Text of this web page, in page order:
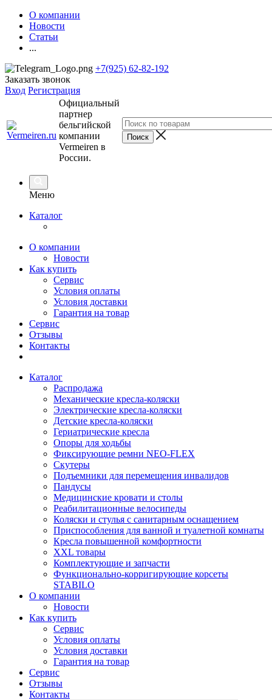
О компании
Новости
Статьи
...
+7(925) 62-82-192
Заказать звонок
Вход Регистрация
Официальный
партнер
бельгийской
компании
Vermeiren в
России.
Меню
Каталог
О компании
Новости
Как купить
Сервис
Условия оплаты
Условия доставки
Гарантия на товар
Сервис
Отзывы
Контакты
Каталог
Распродажа
Механические кресла-коляски
Электрические кресла-коляски
Детские кресла-коляски
Гериатрические кресла
Опоры для ходьбы
Фиксирующие ремни NEO-FLEX
Скутеры
Подъемники для перемещения инвалидов
Пандусы
Медицинские кровати и столы
Реабилитационные велосипеды
Коляски и стулья с санитарным оснащением
Приспособления для ванной и туалетной комнаты
Кресла повышенной комфортности
XXL товары
Комплектующие и запчасти
Функционально-корригирующие корсеты
STABILO
О компании
Новости
Как купить
Сервис
Условия оплаты
Условия доставки
Гарантия на товар
Сервис
Отзывы
Контакты